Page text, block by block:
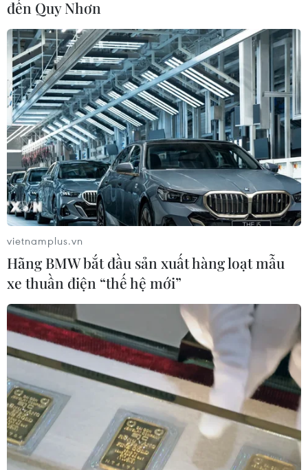
thanh toán QR Việt Nam-Trung
Quốc
06/08/2026 07:34
Độc đáo Lễ hội đuốc tại tỉnh
Tứ Xuyên của Trung Quốc
06/08/2026 04:33
Buôn Ma Thuột - đô thị dưới
những tán cổ thụ
06/08/2026 04:22
Công viên địa chất Trương
Dịch Đan Hà của Trung Quốc vào
mùa du lịch cao điểm
06/08/2026 04:13
Làng cổ tại Trung Quốc lung
linh trong lễ diễu hành đèn lồng cá
06/08/2026 04:11
đến Quy Nhơn
vietnamplus.vn
Hãng BMW bắt đầu sản xuất hàng loạt mẫu
xe thuần điện “thế hệ mới”